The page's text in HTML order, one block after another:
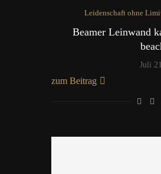
Leidenschaft ohne
Beamer Leinwand
Juli
zum Beitrag